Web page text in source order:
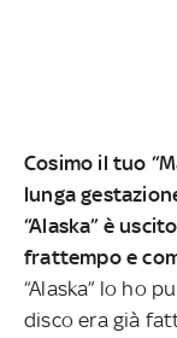
Cosimo il tuo
lunga
“Alaska” è
frattempo e
“Alaska” lo ho
disco era già